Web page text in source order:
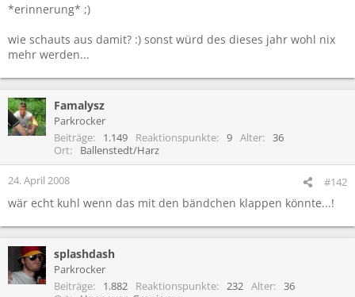
ich hab paar preislisten per mail bekommen, ich geh des morgen
frueh alles durch, fass es zusammen und schick dir ne email...
ich habs kurz ueberflogen, ich glaub des kommt alles verdammt
teuer... ich schaus aber morgen frueh wie gesagt noch alles
*erinnerung* ;)
wie schauts aus damit? :) sonst würd des dieses jahr wohl nix
mehr werden...
Famalysz
Parkrocker
Beiträge
1.149 Reaktionspunkte 9 Alter
36
Ort
Ballenstedt/Harz
24. April 2008 #142
wär echt kuhl wenn das mit den bändchen klappen könnte...!
splashdash
Parkrocker
Beiträge
1.882 Reaktionspunkte 232 Alter
36